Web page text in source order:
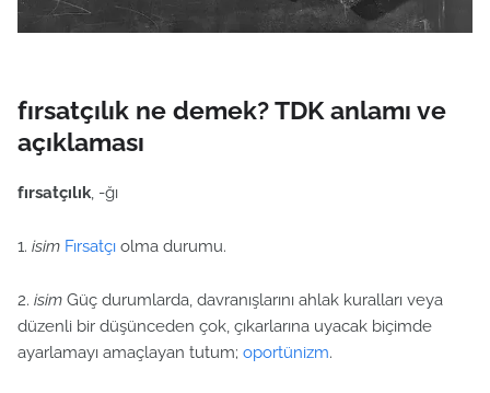
fırsatçılık ne demek? TDK anlamı ve
açıklaması
fırsatçılık, -ğı
1. isim Fırsatçı olma durumu.
2. isim Güç durumlarda, davranışlarını ahlak kuralları veya
düzenli bir düşünceden çok, çıkarlarına uyacak biçimde
ayarlamayı amaçlayan tutum; oportünizm.